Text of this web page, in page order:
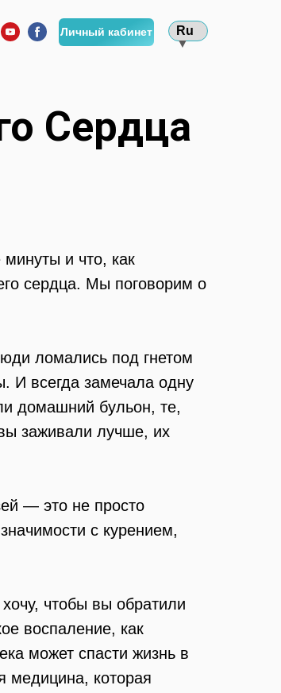
Личный кабинет
Ru
▼
Сердца
и что, как
сердца. Мы поговорим о
ломались под гнетом
И всегда замечала одну
домашний бульон, те,
заживали лучше, их
— это не просто
с курением,
чтобы вы обратили
воспаление, как
может спасти жизнь в
медицина, которая